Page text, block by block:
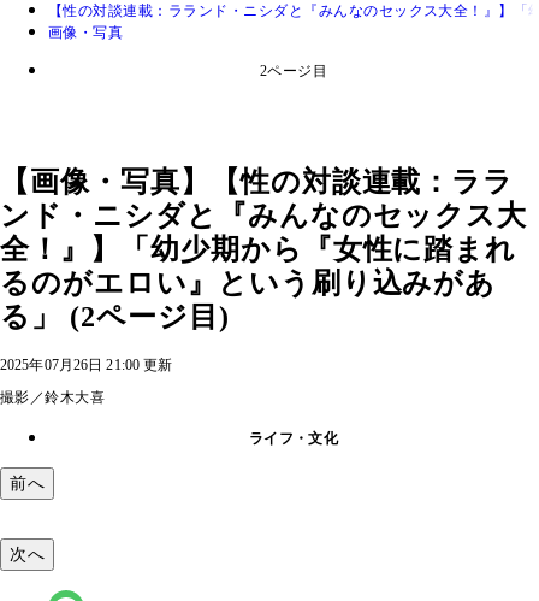
【性の対談連載：ラランド・ニシダと『みんなのセックス大全！』】
画像・写真
2ページ目
【画像・写真】【性の対談連載：ララ
ンド・ニシダと『みんなのセックス大
全！』】「幼少期から『女性に踏まれ
るのがエロい』という刷り込みがあ
る」 (2ページ目)
2025年07月26日 21:00 更新
撮影／鈴木大喜
ライフ・文化
前へ
次へ